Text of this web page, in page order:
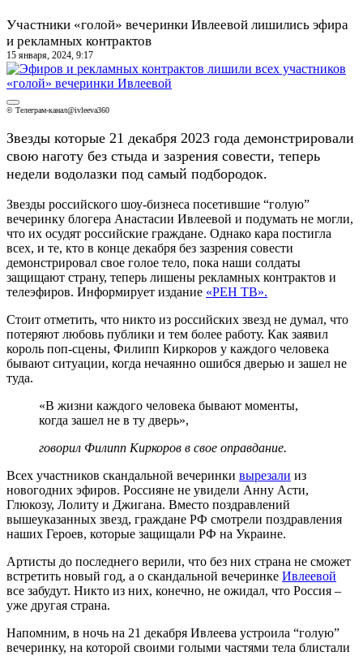
Участники «голой» вечеринки Ивлеевой лишились эфира
и рекламных контрактов
15 января, 2024, 9:17
© Телеграм-канал@ivleeva360
Звезды которые 21 декабря 2023 года демонстрировали
свою наготу без стыда и зазрения совести, теперь
недели водолазки под самый подбородок.
Звезды российского шоу-бизнеса посетившие “голую”
вечеринку блогера Анастасии Ивлеевой и подумать не могли,
что их осудят российские граждане. Однако кара постигла
всех, и те, кто в конце декабря без зазрения совести
демонстрировал свое голое тело, пока наши солдаты
защищают страну, теперь лишены рекламных контрактов и
телеэфиров. Информирует издание «РЕН ТВ».
Стоит отметить, что никто из российских звезд не думал, что
потеряют любовь публики и тем более работу. Как заявил
король поп-сцены, Филипп Киркоров у каждого человека
бывают ситуации, когда нечаянно ошибся дверью и зашел не
туда.
«В жизни каждого человека бывают моменты,
когда зашел не в ту дверь»,
говорил Филипп Киркоров в свое оправдание.
Всех участников скандальной вечеринки вырезали из
новогодних эфиров. Россияне не увидели Анну Асти,
Глюкозу, Лолиту и Джигана. Вместо поздравлений
вышеуказанных звезд, граждане РФ смотрели поздравления
наших Героев, которые защищали РФ на Украине.
Артисты до последнего верили, что без них страна не сможет
встретить новый год, а о скандальной вечеринке Ивлеевой
все забудут. Никто из них, конечно, не ожидал, что Россия –
уже другая страна.
Напомним, в ночь на 21 декабря Ивлеева устроила “голую”
вечеринку, на которой своими голыми частями тела блистали